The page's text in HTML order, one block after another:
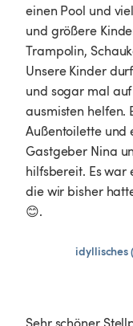
einen Pool und
und größere
Trampolin,
Unsere Kinder
und sogar mal
ausmisten helfen.
Außentoilette und
Gastgeber Nina
hilfsbereit. Es war
die wir bisher
😊.
idyllisches